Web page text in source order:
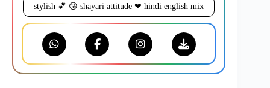
stylish 💕 😘 shayari attitude ❤ hindi english mix